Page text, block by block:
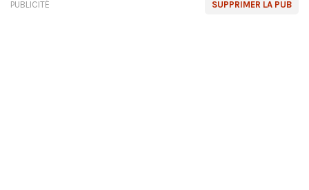
SUPPRIMER LA PUB
PUBLICITÉ